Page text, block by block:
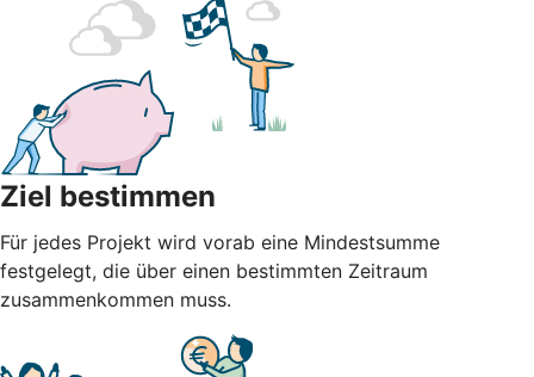
Ziel bestimmen
Für jedes Projekt wird vorab eine Mindestsumme
festgelegt, die über einen bestimmten Zeitraum
zusammenkommen muss.